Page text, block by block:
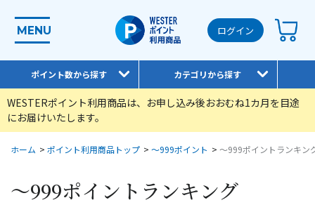
MENU ログイン
ポイント数から探す カテゴリから探す
WESTERポイント利用商品は、お申し込み後おおむね1カ月を目途
にお届けいたします。
ホーム > ポイント利用商品トップ > ～999ポイント > ～999ポイントランキン
～999ポイントランキング